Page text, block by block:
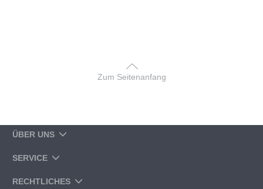
Zum Seitenanfang
ÜBER UNS
SERVICE
RECHTLICHES